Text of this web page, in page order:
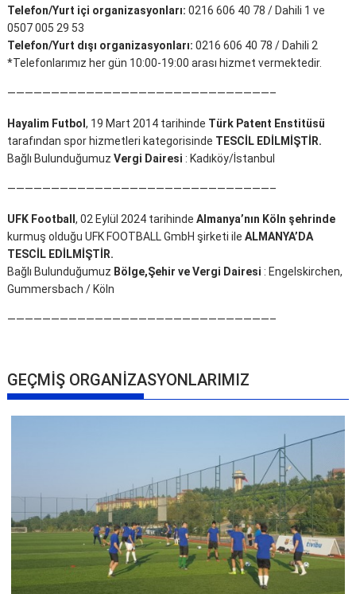
Telefon/Yurt içi organizasyonları: 0216 606 40 78 / Dahili 1 ve
0507 005 29 53
Telefon/Yurt dışı organizasyonları: 0216 606 40 78 / Dahili 2
*Telefonlarımız her gün 10:00-19:00 arası hizmet vermektedir.
——————————————————————————————–
Hayalim Futbol, 19 Mart 2014 tarihinde Türk Patent Enstitüsü
tarafından spor hizmetleri kategorisinde TESCİL EDİLMİŞTİR.
Bağlı BulunduğumuzVergi Dairesi : Kadıköy/İstanbul
——————————————————————————————–
UFK Football, 02 Eylül 2024 tarihindeAlmanya’nın Köln şehrinde
kurmuş olduğu UFK FOOTBALL GmbH şirketi ileALMANYA’DA
TESCİL EDİLMİŞTİR.
Bağlı Bulunduğumuz Bölge,Şehir ve Vergi Dairesi : Engelskirchen,
Gummersbach / Köln
——————————————————————————————–
GEÇMİŞ ORGANİZASYONLARIMIZ